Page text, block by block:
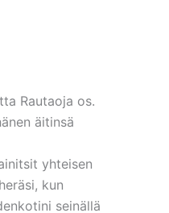
Rautaoja os.
äitinsä
yhteisen
kun
seinällä